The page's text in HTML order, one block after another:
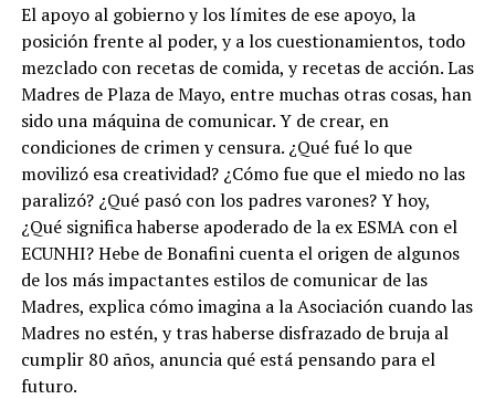
El apoyo al gobierno y los límites de ese apoyo, la
posición frente al poder, y a los cuestionamientos, todo
mezclado con recetas de comida, y recetas de acción. Las
Madres de Plaza de Mayo, entre muchas otras cosas, han
sido una máquina de comunicar. Y de crear, en
condiciones de crimen y censura. ¿Qué fué lo que
movilizó esa creatividad? ¿Cómo fue que el miedo no las
paralizó? ¿Qué pasó con los padres varones? Y hoy,
¿Qué significa haberse apoderado de la ex ESMA con el
ECUNHI? Hebe de Bonafini cuenta el origen de algunos
de los más impactantes estilos de comunicar de las
Madres, explica cómo imagina a la Asociación cuando las
Madres no estén, y tras haberse disfrazado de bruja al
cumplir 80 años, anuncia qué está pensando para el
futuro.